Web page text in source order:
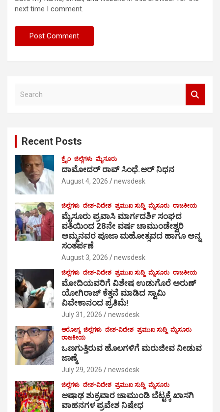
next time I comment.
Recent Posts
ಕ್ರೈಂ ಜಿಲ್ಲೆಗಳು ಮೈಸೂರು
ದಾಮೋದರ್ ರಾವ್ ಸಿಂಧೆ.ಆರ್ ನಿಧನ
August 4, 2026 newsdesk
ಜಿಲ್ಲೆಗಳು ದೇಶ-ವಿದೇಶ ಪ್ರಮುಖ ಸುದ್ದಿ ಮೈಸೂರು ರಾಜಕೀಯ
ಮೈಸೂರು ಪ್ರವಾಸಿ ಮಾರ್ಗದರ್ಶಿ ಸಂಘದ
ವತಿಯಿಂದ 28ನೇ ವರ್ಷ ಚಾಮುಂಡೇಶ್ವರಿ
ಅಮ್ಮನವರ ಪೂಜಾ ಮಹೋತ್ಸವದ ಹಾಗೂ ಅನ್ನ
ಸಂತರ್ಪಣೆ
August 3, 2026 newsdesk
ಜಿಲ್ಲೆಗಳು ದೇಶ-ವಿದೇಶ ಪ್ರಮುಖ ಸುದ್ದಿ ಮೈಸೂರು ರಾಜಕೀಯ
ಮೋದಿಯವರಿಗೆ ವಿಶೇಷ ಉಡುಗೊರೆ ಅರುಣ್
ಯೋಗಿರಾಜ್ ಕೆತ್ತನೆ ಮಾಡಿದ ಸ್ವಾಮಿ
ವಿವೇಕಾನಂದ ಪ್ರತಿಮೆ!
July 31, 2026 newsdesk
ಆರೋಗ್ಯ ಜಿಲ್ಲೆಗಳು ದೇಶ-ವಿದೇಶ ಪ್ರಮುಖ ಸುದ್ದಿ ಮೈಸೂರು
ರಾಜಕೀಯ
ಒಣಗುತ್ತಿರುವ ಹೊಲಗಳಿಗೆ ಮರುಜೀವ ನೀಡುವ
ಜಾಣ್ಮೆ
July 29, 2026 newsdesk
ಜಿಲ್ಲೆಗಳು ದೇಶ-ವಿದೇಶ ಪ್ರಮುಖ ಸುದ್ದಿ ಮೈಸೂರು
ಆಷಾಢ ಶುಕ್ರವಾರ ಚಾಮುಂಡಿ ಬೆಟ್ಟಕ್ಕೆ ಖಾಸಗಿ
ವಾಹನಗಳ ಪ್ರವೇಶ ನಿಷೇಧ